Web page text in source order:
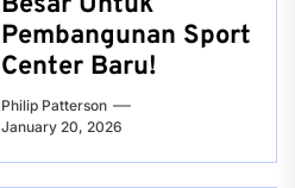
Pembangunan Sport
Center Baru!
Philip Patterson
January 20, 2026